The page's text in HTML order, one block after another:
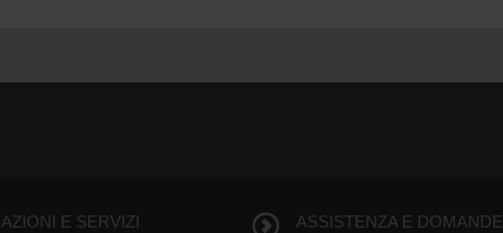
E SERVIZI ASSISTENZA E DOMANDE